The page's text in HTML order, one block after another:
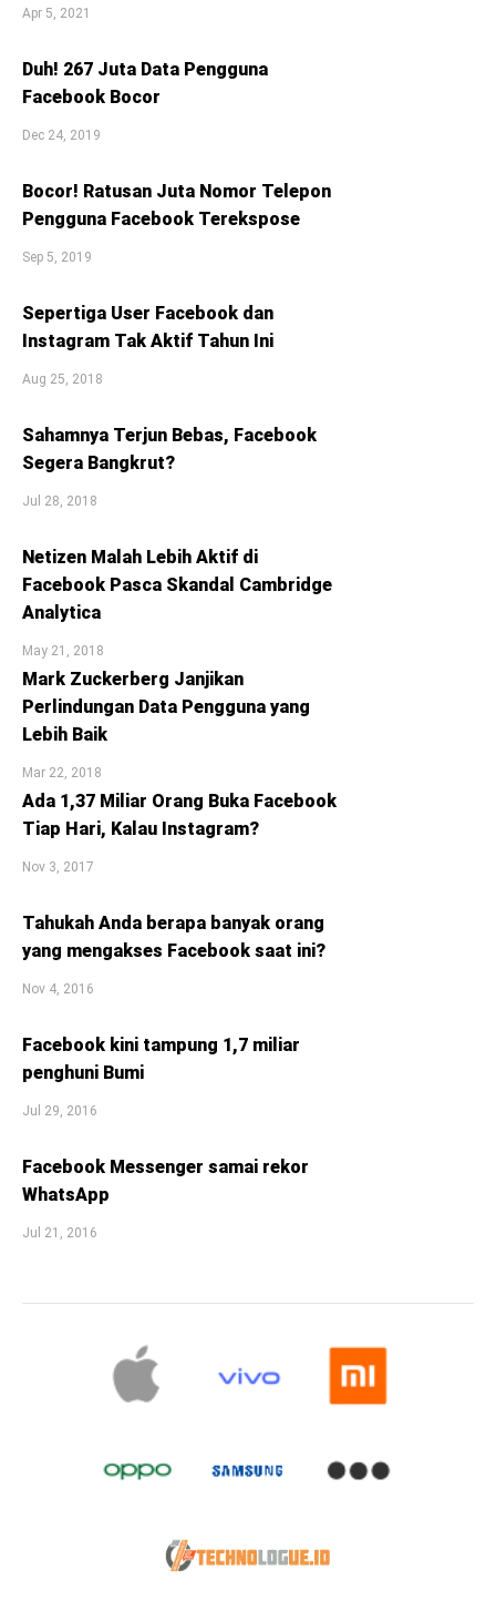
Apr 5, 2021
Duh! 267 Juta Data Pengguna
Facebook Bocor
Dec 24, 2019
Bocor! Ratusan Juta Nomor Telepon
Pengguna Facebook Terekspose
Sep 5, 2019
Sepertiga User Facebook dan
Instagram Tak Aktif Tahun Ini
Aug 25, 2018
Sahamnya Terjun Bebas, Facebook
Segera Bangkrut?
Jul 28, 2018
Netizen Malah Lebih Aktif di
Facebook Pasca Skandal Cambridge
Analytica
May 21, 2018
Mark Zuckerberg Janjikan
Perlindungan Data Pengguna yang
Lebih Baik
Mar 22, 2018
Ada 1,37 Miliar Orang Buka Facebook
Tiap Hari, Kalau Instagram?
Nov 3, 2017
Tahukah Anda berapa banyak orang
yang mengakses Facebook saat ini?
Nov 4, 2016
Facebook kini tampung 1,7 miliar
penghuni Bumi
Jul 29, 2016
Facebook Messenger samai rekor
WhatsApp
Jul 21, 2016